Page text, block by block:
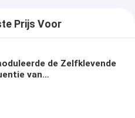
Prijs Voor
de Zelfklevende
van